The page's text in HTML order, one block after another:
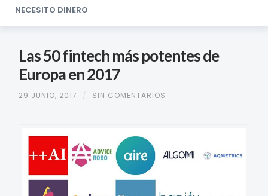
NECESITO DINERO
Las 50 fintech más potentes de
Europa en 2017
29 JUNIO, 2017 / SIN COMENTARIOS